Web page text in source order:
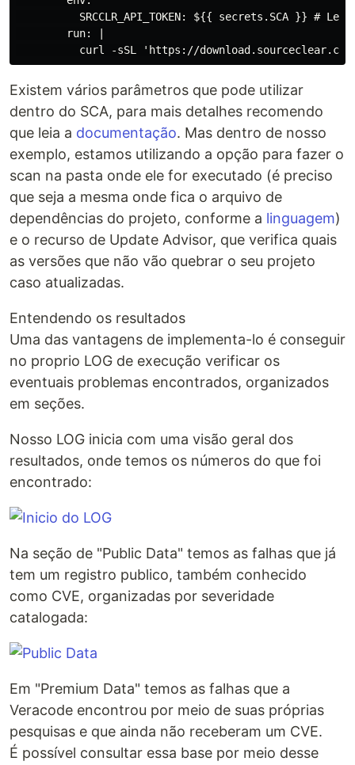
SRCCLR_API_TOKEN: ${{ secrets.SCA }} #
        run: |
Existem vários parâmetros que pode utilizar
dentro do SCA, para mais detalhes recomendo
que leia a documentação. Mas dentro de nosso
exemplo, estamos utilizando a opção para fazer o
scan na pasta onde ele for executado (é preciso
que seja a mesma onde fica o arquivo de
dependências do projeto, conforme a linguagem)
e o recurso de Update Advisor, que verifica quais
as versões que não vão quebrar o seu projeto
caso atualizadas.
Entendendo os resultados
Uma das vantagens de implementa-lo é conseguir
no proprio LOG de execução verificar os
eventuais problemas encontrados, organizados
em seções.
Nosso LOG inicia com uma visão geral dos
resultados, onde temos os números do que foi
encontrado:
Na seção de "Public Data" temos as falhas que já
tem um registro publico, também conhecido
como CVE, organizadas por severidade
catalogada:
Em "Premium Data" temos as falhas que a
Veracode encontrou por meio de suas próprias
pesquisas e que ainda não receberam um CVE.
É possível consultar essa base por meio desse